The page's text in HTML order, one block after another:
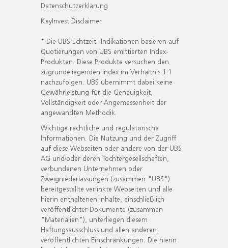
Datenschutzerklärung
KeyInvest Disclaimer
* Die UBS Echtzeit- Indikationen basieren auf
Quotierungen von UBS emittierten Index-
Produkten. Diese Produkte versuchen den
zugrundeliegenden Index im Verhältnis 1:1
nachzufolgen. UBS übernimmt dabei keine
Gewährleistung für die Genauigkeit,
Vollständigkeit oder Angemessenheit der
angewandten Methodik.
Wichtige rechtliche und regulatorische
Informationen. Die Nutzung und der Zugriff
auf diese Webseiten oder andere von der UBS
AG und/oder deren Tochtergesellschaften,
verbundenen Unternehmen oder
Zweigniederlassungen (zusammen "UBS")
bereitgestellte verlinkte Webseiten und alle
hierin enthaltenen Inhalte, einschließlich
veröffentlichter Dokumente (zusammen
"Materialien"), unterliegen diesem
Haftungsausschluss und allen anderen
veröffentlichten Einschränkungen. Die hierin